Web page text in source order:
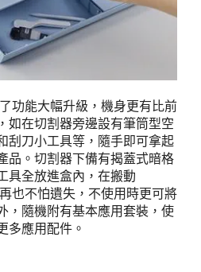
功能大幅升級，機身更有比前
如在切割器旁邊設有筆筒型空
刮刀小工具等，隨手即可拿起
品。切割器下備有揭蓋式暗格
具全放進盒內，在搬動
也不怕遺失，不使用時更可將
，隨機附有基本應用套裝，使
多應用配件。